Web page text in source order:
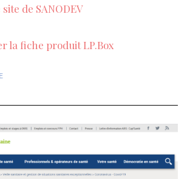
de SANODEV
la fiche produit LP.Box